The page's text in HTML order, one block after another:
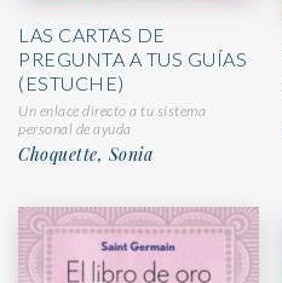
LAS CARTAS DE
PREGUNTA A TUS GUÍAS
(ESTUCHE)
Un enlace directo a tu sistema
personal de ayuda
Choquette, Sonia